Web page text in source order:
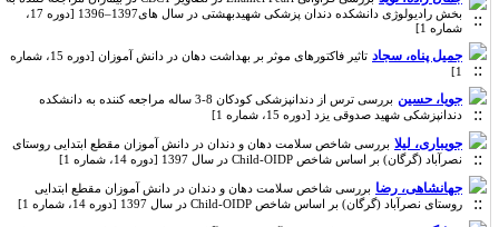
بخش رادیولوژی دانشکده دندان پزشکی شهیدبهشتی در سال های1397–1396 [دوره 17،
شماره 1]
جمیل پناه، سجاد
تاثیر فاکتورهای موثر بر بهداشت دهان در دانش آموزان [دوره 15، شماره
1]
جویا، حسین
بررسی ترس از دندانپزشکی کودکان 8-3 ساله مراجعه کننده به دانشکده
دندانپزشکی شهید صدوقی یزد [دوره 15، شماره 1]
جویباری، لیلا بررسی شاخص سلامت دهان و دندان در دانش آموزان مقطع ابتدایی روستای
نصرآباد (گرگان) بر اساس شاخص Child-OIDP در سال 1397 [دوره 14، شماره 1]
جهانشاهی، رضا بررسی شاخص سلامت دهان و دندان در دانش آموزان مقطع ابتدایی
روستای نصرآباد (گرگان) بر اساس شاخص Child-OIDP در سال 1397 [دوره 14، شماره 1]